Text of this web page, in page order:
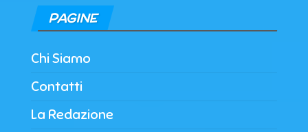
PAGINE
Chi Siamo
Contatti
La Redazione